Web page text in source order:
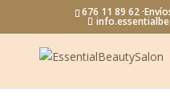
676 11 89 62